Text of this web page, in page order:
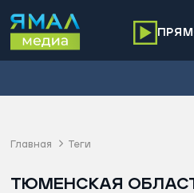
Главная Теги
ТЮМЕНСКАЯ